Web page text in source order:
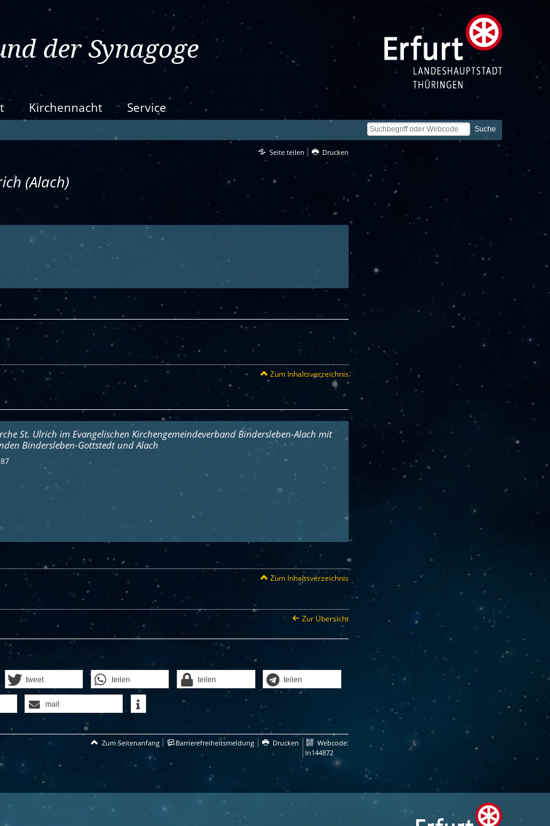
der Synagoge
Kirchennacht Service
Seite teilen Drucken
(Alach)
Zum Inhaltsverzeichnis
St. Ulrich im Evangelischen Kirchengemeindeverband Bindersleben-Alach mit
Bindersleben-Gottstedt und Alach
Zum Inhaltsverzeichnis
Zur Übersicht
tweet teilen teilen teilen
mail
Zum Seitenanfang Barrierefreiheitsmeldung Drucken
Webcode:
ln144872